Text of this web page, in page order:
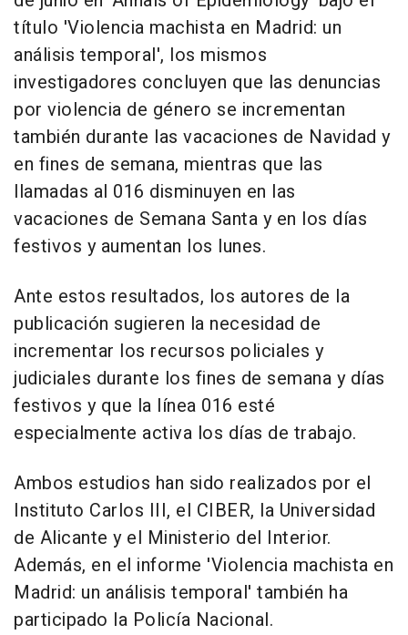
título 'Violencia machista en Madrid: un
análisis temporal', los mismos
investigadores concluyen que las denuncias
por violencia de género se incrementan
también durante las vacaciones de Navidad y
en fines de semana, mientras que las
llamadas al 016 disminuyen en las
vacaciones de Semana Santa y en los días
festivos y aumentan los lunes.
Ante estos resultados, los autores de la
publicación sugieren la necesidad de
incrementar los recursos policiales y
judiciales durante los fines de semana y días
festivos y que la línea 016 esté
especialmente activa los días de trabajo.
Ambos estudios han sido realizados por el
Instituto Carlos III, el CIBER, la Universidad
de Alicante y el Ministerio del Interior.
Además, en el informe 'Violencia machista en
Madrid: un análisis temporal' también ha
participado la Policía Nacional.